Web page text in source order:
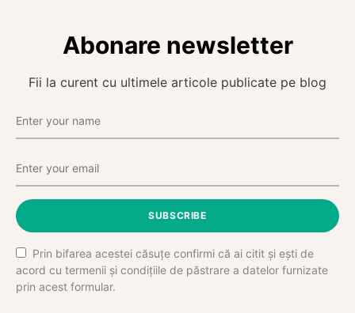
Abonare newsletter
Fii la curent cu ultimele articole publicate pe blog
SUBSCRIBE
Prin bifarea acestei căsuțe confirmi că ai citit și ești de
acord cu termenii și condițiile de păstrare a datelor furnizate
prin acest formular.